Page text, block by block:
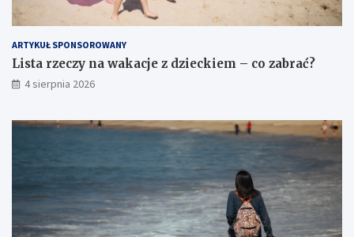
ARTYKUŁ SPONSOROWANY
Lista rzeczy na wakacje z dzieckiem – co zabrać?
4 sierpnia 2026